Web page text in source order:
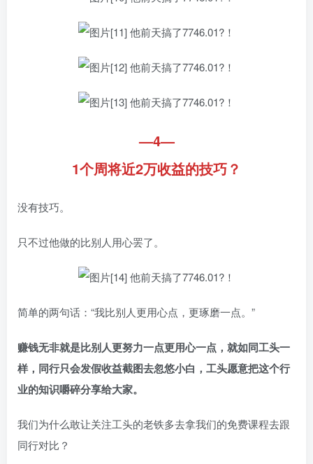
—4—
1个周将近2万收益的技巧？
没有技巧。
只不过他做的比别人用心罢了。
简单的两句话：“我比别人更用心点，更琢磨一点。”
赚钱无非就是比别人更努力一点更用心一点，就如同工头一
样，同行只会发假收益截图去忽悠小白，工头愿意把这个行
业的知识嚼碎分享给大家。
我们为什么敢让关注工头的老铁多去拿我们的免费课程去跟
同行对比？